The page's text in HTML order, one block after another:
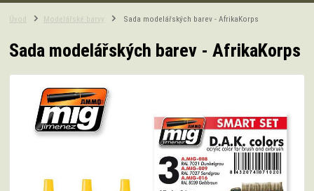
Úvod Modelářské barvy Sada modelářských barev - AfrikaKorps
Sada modelářských barev - AfrikaKorps